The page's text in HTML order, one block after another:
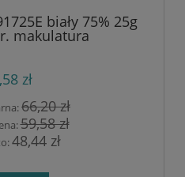
biały 75% 25g
makulatura
zł
66,20 zł
59,58 zł
48,44 zł